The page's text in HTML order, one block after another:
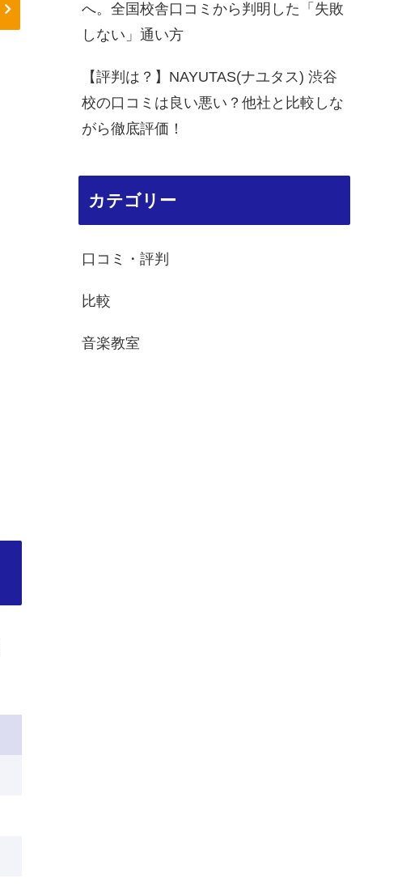
へ。全国校舎口コミから判明した「失敗
しない」通い方
【評判は？】NAYUTAS(ナユタス) 渋谷
校の口コミは良い悪い？他社と比較しな
がら徹底評価！
カテゴリー
口コミ・評判
比較
音楽教室